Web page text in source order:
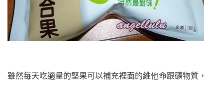
雖然每天吃適量的堅果可以補充裡面的維他命跟礦物質，